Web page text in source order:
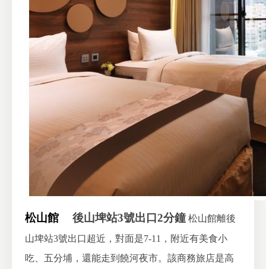
松山館 後山埤站3號出口2分鐘 松山館離後
山埤站3號出口超近，對面是7-11，附近有美食小
吃、五分埔，還能走到饒河夜市。該商務旅店是高